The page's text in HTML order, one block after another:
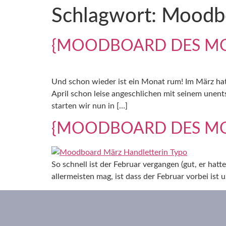
Schlagwort:
{MOODBOARD DES
Und schon wieder ist ein Monat rum! Im März
April schon leise angeschlichen mit seinem
starten wir nun in […]
{MOODBOARD DES
So schnell ist der Februar vergangen (gut, er
allermeisten mag, ist dass der Februar vorbei